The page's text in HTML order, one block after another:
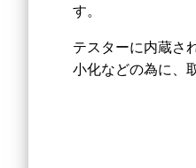
す。
テスターに内蔵さ
小化などの為に、